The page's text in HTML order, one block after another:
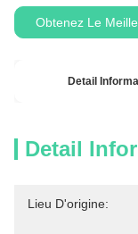
Obtenez Le
Detail
Detail
Lieu D'origine: